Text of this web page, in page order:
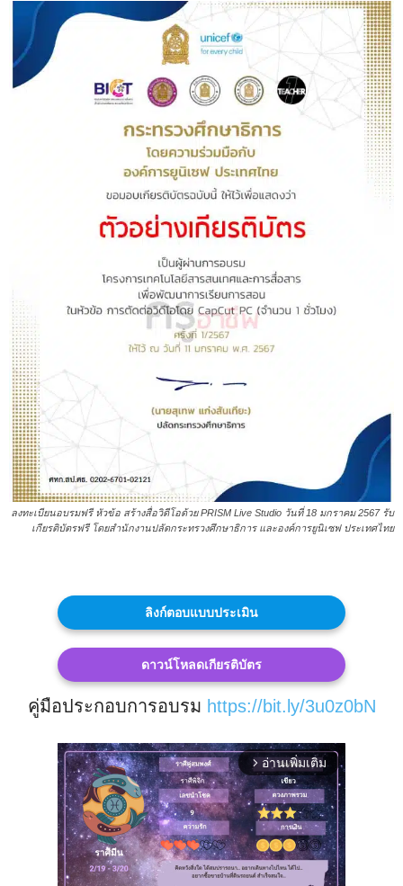
ลงทะเบียนอบรมฟรี หัวข้อ สร้างสื่อวิดีโอด้วย PRISM Live Studio วันที่ 18 มกราคม 2567 รับ
เกียรติบัตรฟรี โดยสำนักงานปลัดกระทรวงศึกษาธิการ และองค์การยูนิเซฟ ประเทศไทย
ลิงก์ตอบแบบประเมิน
ดาวน์โหลดเกียรติบัตร
คู่มือประกอบการอบรม https://bit.ly/3u0z0bN
arrow_forward_ios อ่านเพิ่มเติม